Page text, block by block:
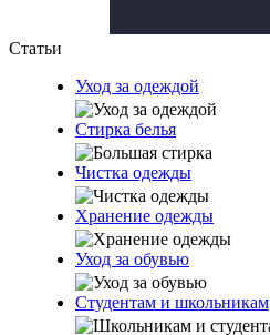
Статьи
Уход за одеждой
Стирка белья
Чистка одежды
Хранение одежды
Уход за обувью
Студентам и школьникам